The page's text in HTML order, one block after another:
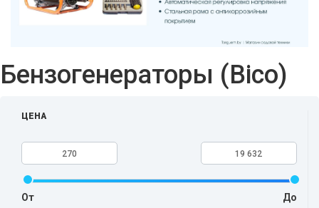
Бензогенераторы (Bico)
ЦЕНА
От До